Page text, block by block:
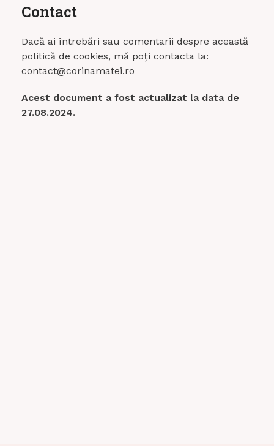
Contact
Dacă ai întrebări sau comentarii despre această
politică de cookies, mă poți contacta la:
contact@corinamatei.ro
Acest document a fost actualizat la data de
27.08.2024.